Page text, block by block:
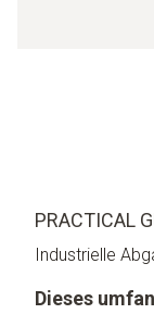
PRACTICAL
Industrielle
Dieses